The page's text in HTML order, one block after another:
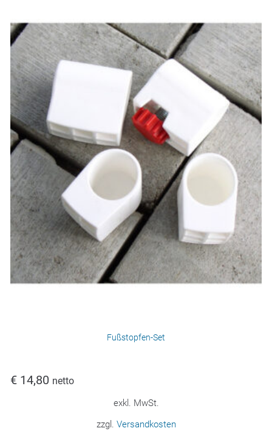
Fußstopfen-Set
€ 14,80 netto
exkl. MwSt.
zzgl. Versandkosten